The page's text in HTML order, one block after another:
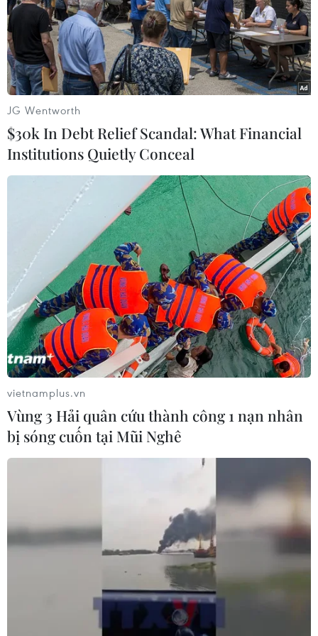
Những chuyến bay đặc biệt hạ cánh tại
vùng lũ lụt miền Trung
21/10/2020 08:38
Hàng hóa cứu trợ đã được bảo quản cẩn thận trên
khoang của các hãng hàng không nhằm đảm bảo chất
lượng tốt nhất khi đến tay đồng bào vùng lũ miền Trung.
Quảng Bình: Hàng chục tấn hàng
cứu trợ được khẩn trương đến với dân
Sau khi nước lũ rút, Bộ Chỉ huy Bộ đội Biên phòng
Quảng Bình đã huy động tối đa người, phương tiện để
JG Wentworth
$30k In Debt Relief Scandal: What Financial
Institutions Quietly Conceal
vietnamplus.vn
Vùng 3 Hải quân cứu thành công 1 nạn nhân
bị sóng cuốn tại Mũi Nghê